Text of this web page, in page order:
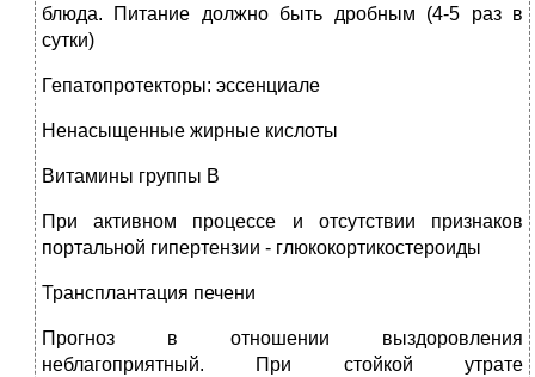
блюда. Питание должно быть дробным (4-5 раз в
сутки)
Гепатопротекторы: эссенциале
Ненасыщенные жирные кислоты
Витамины группы В
При активном процессе и отсутствии признаков
портальной гипертензии ‑ глюкокортикостероиды
Трансплантация печени
Прогноз в отношении выздоровления
неблагоприятный. При стойкой утрате